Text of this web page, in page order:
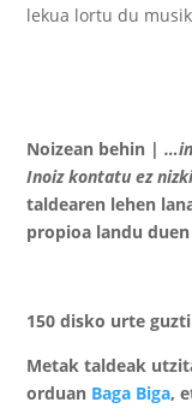
lekua lortu du
Noizean behin |
Inoiz kontatu ez
taldearen lehen
propioa landu
150 disko urte
Metak taldeak
orduan Baga Biga,